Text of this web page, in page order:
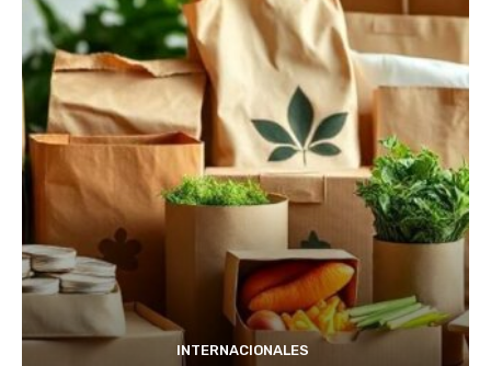
INTERNACIONALES